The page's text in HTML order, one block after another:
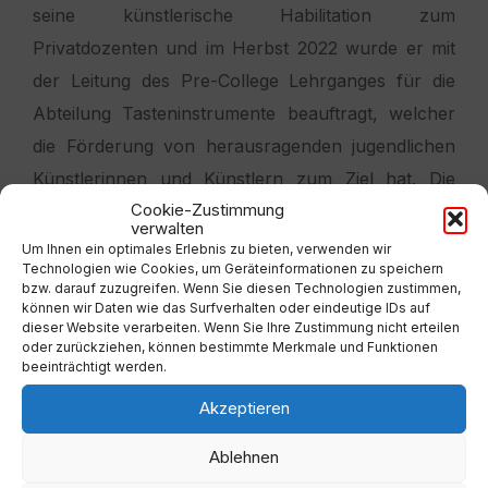
Cookie-Zustimmung
verwalten
Um Ihnen ein optimales Erlebnis zu bieten, verwenden wir
Technologien wie Cookies, um Geräteinformationen zu speichern
bzw. darauf zuzugreifen. Wenn Sie diesen Technologien zustimmen,
können wir Daten wie das Surfverhalten oder eindeutige IDs auf
dieser Website verarbeiten. Wenn Sie Ihre Zustimmung nicht erteilen
oder zurückziehen, können bestimmte Merkmale und Funktionen
beeinträchtigt werden.
Akzeptieren
Ablehnen
seine künstlerische Habilitation zum
Privatdozenten und im Herbst 2022 wurde er mit
der Leitung des Pre-College Lehrganges für die
Abteilung Tasteninstrumente beauftragt, welcher
die Förderung von herausragenden jugendlichen
Künstlerinnen und Künstlern zum Ziel hat. Die
musischen Einflüsse der beiden Musiker
verschmelzen zu einer Symbiose, die hörbar ein
Klangerlebnis der besonderen Art und Weise
schafft.
Die Stiftskirche Millstatt füllen sie mit Werken für
Orgel und Trompete großartiger Komponisten wie
unter anderem Johann Sebastian Bach, Johann